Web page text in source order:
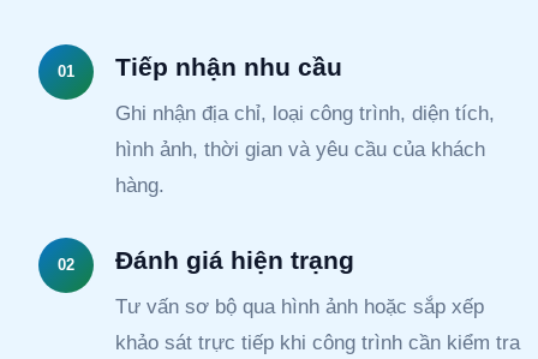
01 Tiếp nhận nhu cầu
Ghi nhận địa chỉ, loại công trình, diện tích,
hình ảnh, thời gian và yêu cầu của khách
hàng.
02 Đánh giá hiện trạng
Tư vấn sơ bộ qua hình ảnh hoặc sắp xếp
khảo sát trực tiếp khi công trình cần kiểm tra